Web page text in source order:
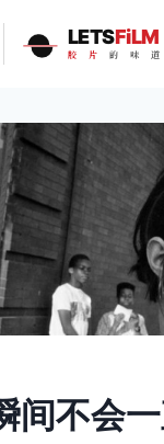
LETSFiLM
胶 片 的 味 道
间不会